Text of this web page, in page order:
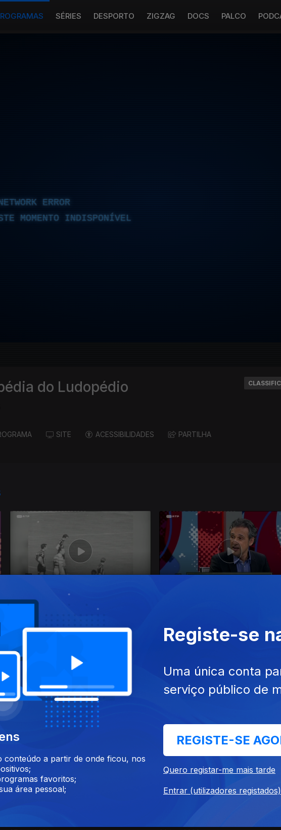
SÉRIES DESPORTO ZIGZAG DOCS PALCO
ERROR
MOMENTO INDISPONÍVEL
do Ludopédio
SITE ACESSIBILIDADES PARTILHA
Ep. 24 22 ago. 2020
25 jul. 2020
conteúdo a partir de onde ficou, nos
favoritos;
área pessoal;
Registe-se
Uma única conta
serviço público de
REGISTE-SE
Quero registar-me mais tarde
Entrar (utilizadores registados)